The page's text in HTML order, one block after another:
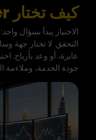
كيف تختار Broker مناسب؟
الاختيار يبدأ بسؤال
التحقق. لا تختار جهة
عابرة، أو وعد بأرباح.
جودة الخدمة، وملاءمة